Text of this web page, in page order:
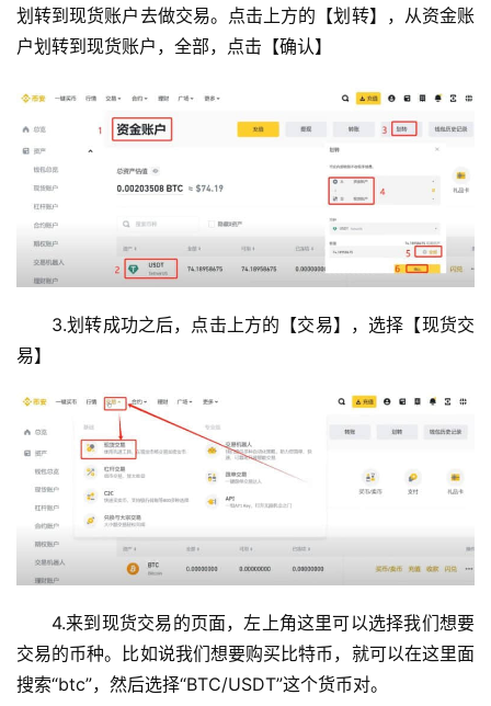
划转到现货账户去做交易。点击上方的【划转】，从资金账
户划转到现货账户，全部，点击【确认】
3.划转成功之后，点击上方的【交易】，选择【现货交
易】
4.来到现货交易的页面，左上角这里可以选择我们想要
交易的币种。比如说我们想要购买比特币，就可以在这里面
搜索“btc”，然后选择“BTC/USDT”这个货币对。